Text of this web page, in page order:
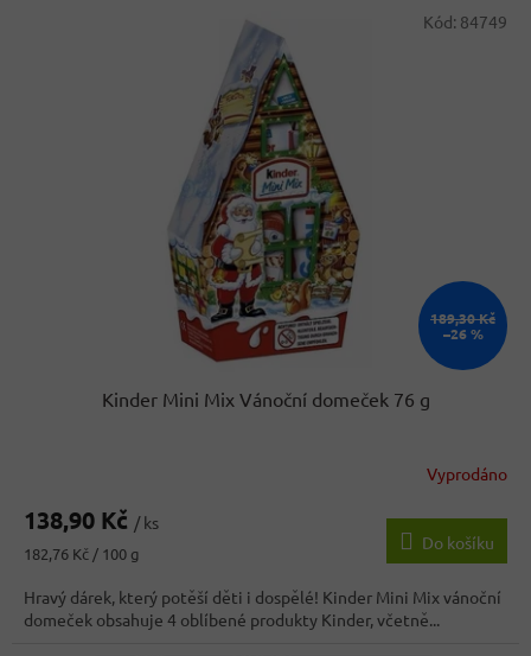
189,30 Kč
–26 %
Kinder Mini Mix Vánoční domeček 76 g
produktu
3,9
z
5
hvězdiček.
Vyprodáno
138,90 Kč / ks
Měrná
182,76 Kč / 100 g
Do košíku
Hravý dárek, který potěší děti i dospělé! Kinder Mini Mix vánoční
domeček obsahuje 4 oblíbené produkty Kinder, včetně...
Kód: 84749